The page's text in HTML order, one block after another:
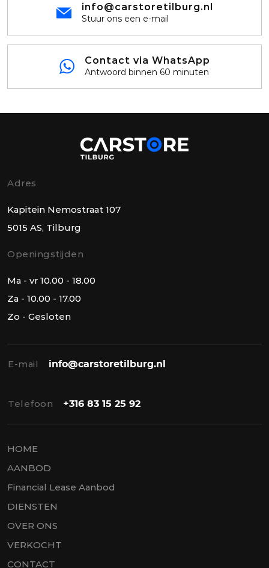
info@carstoretilburg.nl
Stuur ons een e-mail
Contact via WhatsApp
Antwoord binnen 60 minuten
Adres
Kapitein Nemostraat 107
5015 AS, Tilburg
Openingstijden
Ma - vr 10.00 - 18.00
Za - 10.00 - 17.00
Zo - Gesloten
E-mail info@carstoretilburg.nl
Telefoon +316 83 15 25 92
HOME
AANBOD
Financial Lease Aanbod
DIENSTEN
OVER ONS
VERKOCHT
CONTACT